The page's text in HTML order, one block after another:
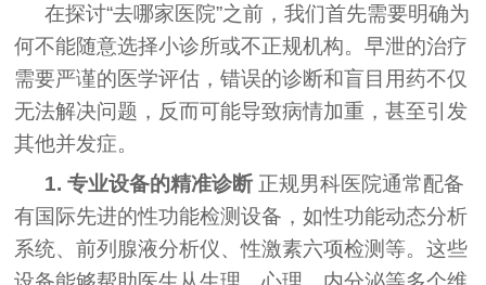
在探讨“去哪家医院”之前，我们首先需要明确为
何不能随意选择小诊所或不正规机构。早泄的治疗
需要严谨的医学评估，错误的诊断和盲目用药不仅
无法解决问题，反而可能导致病情加重，甚至引发
其他并发症。
1. 专业设备的精准诊断 正规男科医院通常配备
有国际先进的性功能检测设备，如性功能动态分析
系统、前列腺液分析仪、性激素六项检测等。这些